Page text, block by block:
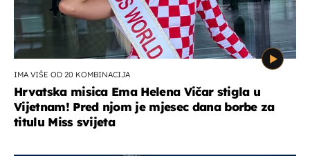
IMA VIŠE OD 20 KOMBINACIJA
Hrvatska misica Ema Helena Vičar stigla u
Vijetnam! Pred njom je mjesec dana borbe za
titulu Miss svijeta